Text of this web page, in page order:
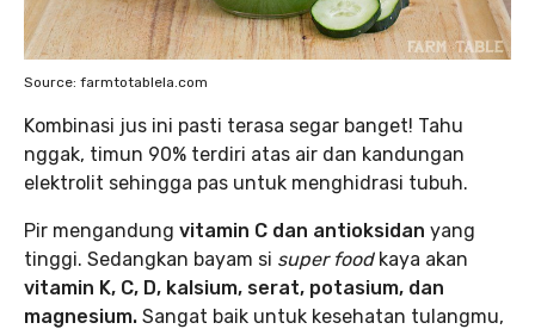
Source: farmtotablela.com
Kombinasi jus ini pasti terasa segar banget! Tahu
nggak, timun 90% terdiri atas air dan kandungan
elektrolit sehingga pas untuk menghidrasi tubuh.
Pir mengandung vitamin C dan antioksidan yang
tinggi. Sedangkan bayam si super food kaya akan
vitamin K, C, D, kalsium, serat, potasium, dan
magnesium. Sangat baik untuk kesehatan tulangmu,